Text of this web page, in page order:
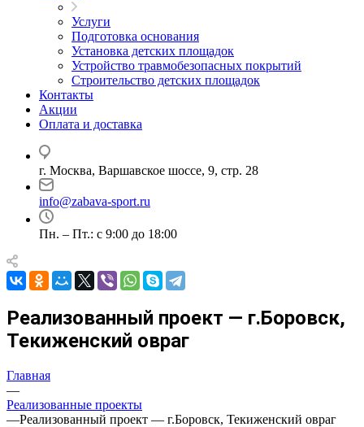
Услуги
Подготовка основания
Установка детских площадок
Устройство травмобезопасных покрытий
Строительство детских площадок
Контакты
Акции
Оплата и доставка
г. Москва, Варшавское шоссе, 9, стр. 28
info@zabava-sport.ru
Пн. – Пт.: с 9:00 до 18:00
Реализованный проект — г.Боровск,
Текиженский овраг
Главная
—
Реализованные проекты
—Реализованный проект — г.Боровск, Текиженский овраг